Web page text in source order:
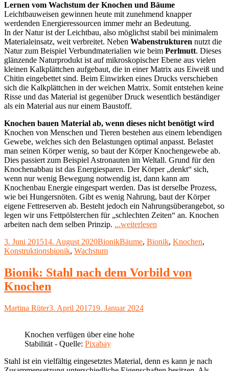
Lernen vom Wachstum der Knochen und Bäume
Leichtbauweisen gewinnen heute mit zunehmend knapper
werdenden Energieressourcen immer mehr an Bedeutung.
In der Natur ist der Leichtbau, also möglichst stabil bei minimalem
Materialeinsatz, weit verbreitet. Neben Wabenstrukturen nutzt die
Natur zum Beispiel Verbundmaterialien wie beim Perlmutt. Dieses
glänzende Naturprodukt ist auf mikroskopischer Ebene aus vielen
kleinen Kalkplättchen aufgebaut, die in einer Matrix aus Eiweiß und
Chitin eingebettet sind. Beim Einwirken eines Drucks verschieben
sich die Kalkplättchen in der weichen Matrix. Somit entstehen keine
Risse und das Material ist gegenüber Druck wesentlich beständiger
als ein Material aus nur einem Baustoff.
Knochen bauen Material ab, wenn dieses nicht benötigt wird
Knochen von Menschen und Tieren bestehen aus einem lebendigen
Gewebe, welches sich den Belastungen optimal anpasst. Belastet
man seinen Körper wenig, so baut der Körper Knochengewebe ab.
Dies passiert zum Beispiel Astronauten im Weltall. Grund für den
Knochenabbau ist das Energiesparen. Der Körper „denkt“ sich,
wenn nur wenig Bewegung notwendig ist, dann kann am
Knochenbau Energie eingespart werden. Das ist derselbe Prozess,
wie bei Hungersnöten. Gibt es wenig Nahrung, baut der Körper
eigene Fettreserven ab. Besteht jedoch ein Nahrungsüberangebot, so
legen wir uns Fettpölsterchen für „schlechten Zeiten“ an. Knochen
arbeiten nach dem selben Prinzip. ...weiterlesen
–
CAO"
Veröffentlicht
am
3. Juni 201514. August 2020Kategorien
BionikSchlagwörter
Bäume, Bionik, Knochen,
Konstruktionsbionik, Wachstum
Bionik: Stahl nach dem Vorbild von
Knochen
Autor
Martina RüterVeröffentlicht
3. April 201719. Januar 2024
Knochen verfügen über eine hohe
Stabilität - Quelle: Pixabay
Stahl ist ein vielfältig eingesetztes Material, denn es kann je nach